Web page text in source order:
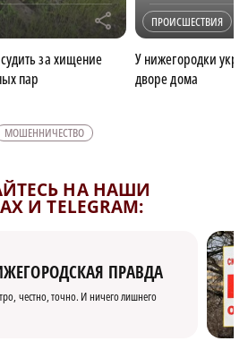
r
за хищение
пар
ПРОИСШЕСТВИЯ
У нижегородки
дворе дома
МОШЕННИЧЕСТВО
НА НАШИ
И TELEGRAM:
ПРАВДА
честно, точно. И ничего лишнего